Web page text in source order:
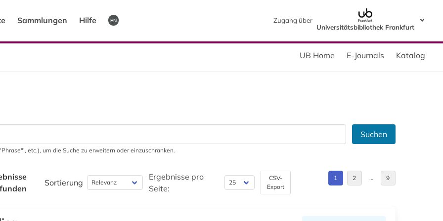
Sammlungen Hilfe EN
Zugang über
Universitätsbibliothek Frankfurt
UB Home E-Journals Katalog
Suchen
etc.), um die Suche zu erweitern oder einzuschränken.
Sortierung
Ergebnisse pro
Seite:
CSV-
Export
1 2 … 9